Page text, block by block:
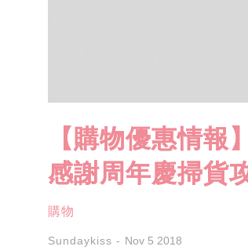
【購物優惠情
感謝周年慶掃貨
購物
Sundaykiss Nov 5 2018